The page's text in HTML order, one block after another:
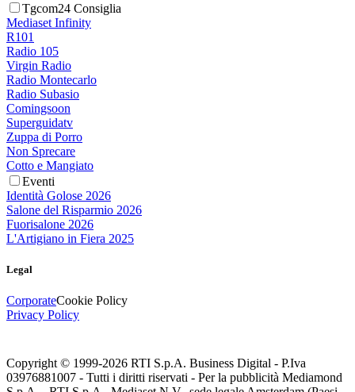
Tgcom24 Consiglia
Mediaset Infinity
R101
Radio 105
Virgin Radio
Radio Montecarlo
Radio Subasio
Comingsoon
Superguidatv
Zuppa di Porro
Non Sprecare
Cotto e Mangiato
Eventi
Identità Golose 2026
Salone del Risparmio 2026
Fuorisalone 2026
L'Artigiano in Fiera 2025
Legal
CorporateCookie Policy
Privacy Policy
Copyright © 1999-2026 RTI S.p.A. Business Digital - P.Iva
03976881007 - Tutti i diritti riservati - Per la pubblicità Mediamond